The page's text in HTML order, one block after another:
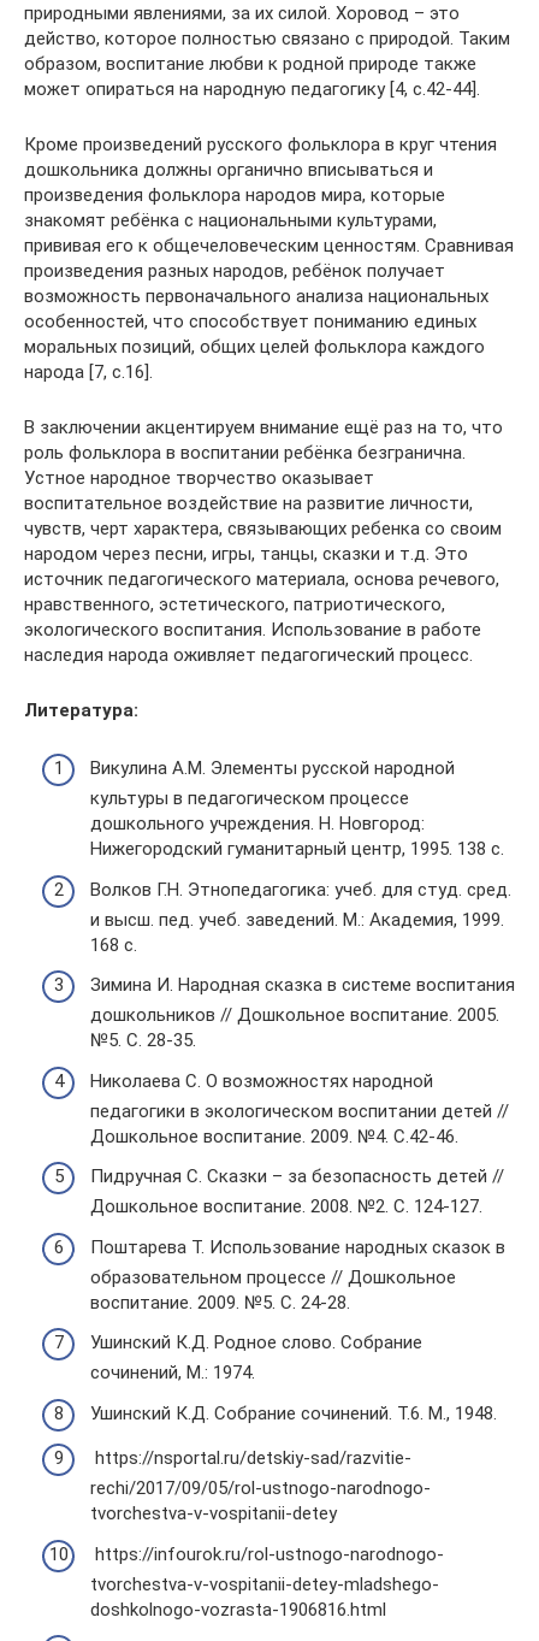
природными явлениями, за их силой. Хоровод – это
действо, которое полностью связано с природой. Таким
образом, воспитание любви к родной природе также
может опираться на народную педагогику [4, с.42-44].
Кроме произведений русского фольклора в круг чтения
дошкольника должны органично вписываться и
произведения фольклора народов мира, которые
знакомят ребёнка с национальными культурами,
прививая его к общечеловеческим ценностям. Сравнивая
произведения разных народов, ребёнок получает
возможность первоначального анализа национальных
особенностей, что способствует пониманию единых
моральных позиций, общих целей фольклора каждого
народа [7, с.16].
В заключении акцентируем внимание ещё раз на то, что
роль фольклора в воспитании ребёнка безгранична.
Устное народное творчество оказывает
воспитательное воздействие на развитие личности,
чувств, черт характера, связывающих ребенка со своим
народом через песни, игры, танцы, сказки и т.д. Это
источник педагогического материала, основа речевого,
нравственного, эстетического, патриотического,
экологического воспитания. Использование в работе
наследия народа оживляет педагогический процесс.
Литература:
Викулина А.М. Элементы русской народной
культуры в педагогическом процессе
дошкольного учреждения. Н. Новгород:
Нижегородский гуманитарный центр, 1995. 138 с.
Волков Г.Н. Этнопедагогика: учеб. для студ. сред.
и высш. пед. учеб. заведений. М.: Академия, 1999.
168 с.
Зимина И. Народная сказка в системе воспитания
дошкольников // Дошкольное воспитание. 2005.
№5. С. 28-35.
Николаева С. О возможностях народной
педагогики в экологическом воспитании детей //
Дошкольное воспитание. 2009. №4. С.42-46.
Пидручная С. Сказки – за безопасность детей //
Дошкольное воспитание. 2008. №2. С. 124-127.
Поштарева Т. Использование народных сказок в
образовательном процессе // Дошкольное
воспитание. 2009. №5. С. 24-28.
Ушинский К.Д. Родное слово. Собрание
сочинений, М.: 1974.
Ушинский К.Д. Собрание сочинений. Т.6. М., 1948.
https://nsportal.ru/detskiy-sad/razvitie-
rechi/2017/09/05/rol-ustnogo-narodnogo-
tvorchestva-v-vospitanii-detey
https://infourok.ru/rol-ustnogo-narodnogo-
tvorchestva-v-vospitanii-detey-mladshego-
doshkolnogo-vozrasta-1906816.html